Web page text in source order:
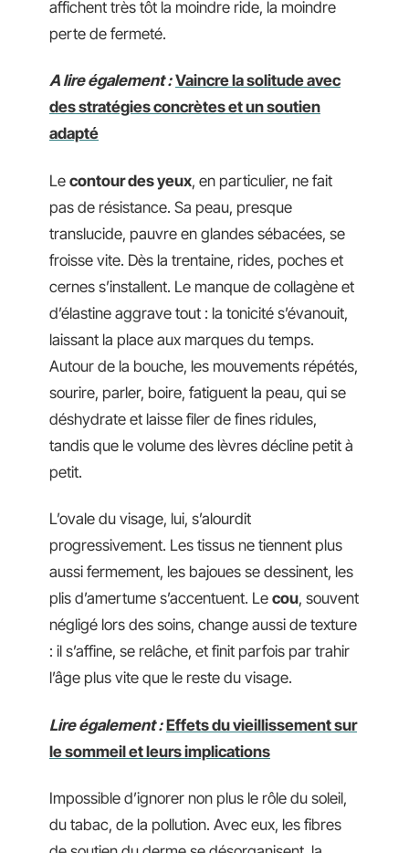
affichent très tôt la moindre ride, la moindre
perte de fermeté.
A lire également : Vaincre la solitude avec
des stratégies concrètes et un soutien
adapté
Le contour des yeux, en particulier, ne fait
pas de résistance. Sa peau, presque
translucide, pauvre en glandes sébacées, se
froisse vite. Dès la trentaine, rides, poches et
cernes s’installent. Le manque de collagène et
d’élastine aggrave tout : la tonicité s’évanouit,
laissant la place aux marques du temps.
Autour de la bouche, les mouvements répétés,
sourire, parler, boire, fatiguent la peau, qui se
déshydrate et laisse filer de fines ridules,
tandis que le volume des lèvres décline petit à
petit.
L’ovale du visage, lui, s’alourdit
progressivement. Les tissus ne tiennent plus
aussi fermement, les bajoues se dessinent, les
plis d’amertume s’accentuent. Le cou, souvent
négligé lors des soins, change aussi de texture
: il s’affine, se relâche, et finit parfois par trahir
l’âge plus vite que le reste du visage.
Lire également : Effets du vieillissement sur
le sommeil et leurs implications
Impossible d’ignorer non plus le rôle du soleil,
du tabac, de la pollution. Avec eux, les fibres